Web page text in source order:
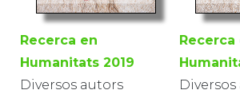
Recerca en
Humanitats 2019
Diversos autors
Recerca